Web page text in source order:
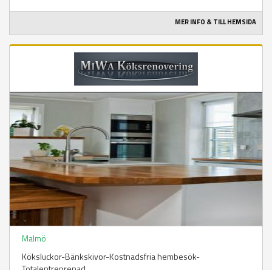
MER INFO & TILL HEMSIDA
Malmö
Köksluckor-Bänkskivor-Kostnadsfria hembesök-